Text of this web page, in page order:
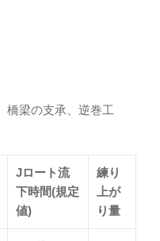
橋梁の支承、逆巻工
Jロート流
下時間(規定
値)
練り
上が
り量